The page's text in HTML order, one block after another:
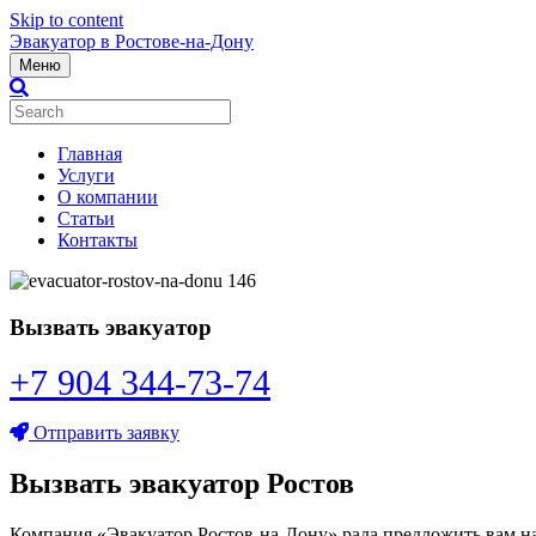
Skip to content
Эвакуатор в Ростове-на-Дону
Меню
Главная
Услуги
О компании
Статьи
Контакты
Вызвать эвакуатор
+7 904 344-73-74
Отправить заявку
Вызвать эвакуатор Ростов